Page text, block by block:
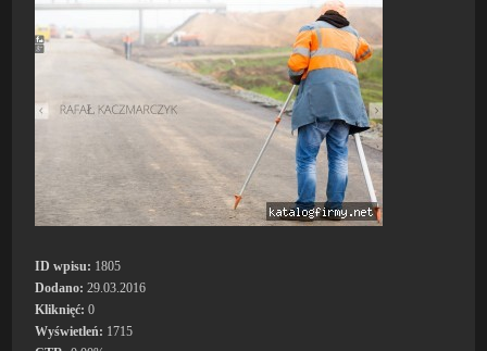
ID wpisu: 1805
Dodano: 29.03.2016
Kliknięć: 0
Wyświetleń: 1715